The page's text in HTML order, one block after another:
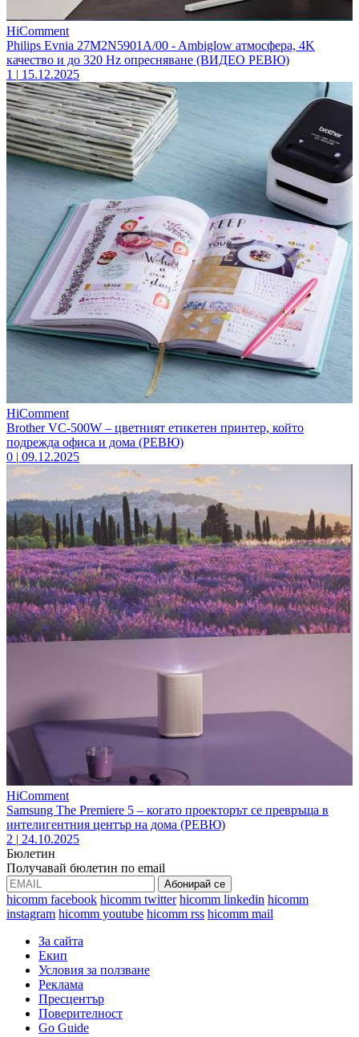
HiComment
Philips Evnia 27M2N5901A/00 - Ambiglow атмосфера, 4K
качество и до 320 Hz опресняване (ВИДЕО РЕВЮ)
1 | 15.12.2025
HiComment
Brother VC-500W – цветният етикетен принтер, който
подрежда офиса и дома (РЕВЮ)
0 | 09.12.2025
HiComment
Samsung The Premiere 5 – когато проекторът се превръща в
интелигентния център на дома (РЕВЮ)
2 | 24.10.2025
Бюлетин
Получавай бюлетин по email
hicomm facebook hicomm twitter hicomm linkedin hicomm
instagram hicomm youtube hicomm rss hicomm mail
За сайта
Екип
Условия за ползване
Реклама
Пресцентър
Поверителност
Go Guide